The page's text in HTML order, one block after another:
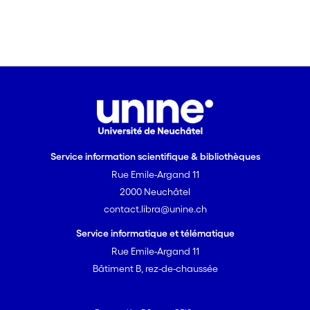
Service information scientifique & bibliothèques
Rue Emile-Argand 11
2000 Neuchâtel
contact.libra@unine.ch
Service informatique et télématique
Rue Emile-Argand 11
Bâtiment B, rez-de-chaussée